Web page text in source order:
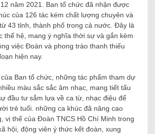
năm 2021. Ban tổ chức đã nhận được
của 126 tác kém chất lượng chuyên và
43 tỉnh, thành phố trong cả nước. Đây là
thế hệ, mang ý nghĩa thời sự và gắn kèm
việc Đoàn và phong trào thanh thiếu
hiện nay.
Ban tổ chức, những tác phẩm tham dự
màu sắc sắc âm nhạc, mang tiết tấu
đầu tư sắm lựa về ca từ, nhạc điệu để
trẻ tuổi. những ca khúc đã nâng cao
vị thế của Đoàn TNCS Hồ Chí Minh trong
hội, động viên ý thức kết đoàn, xung